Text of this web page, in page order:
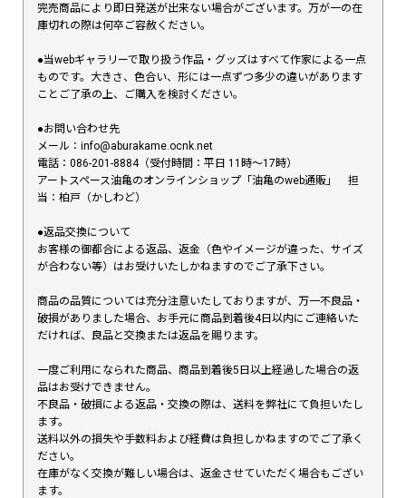
完売商品により即日発送が出来ない場合がございます。万が一の在
庫切れの際は何卒ご容赦ください。
●当webギャラリーで取り扱う作品・グッズはすべて作家による一点
ものです。大きさ、色合い、形には一点ずつ多少の違いがあります
ことご了承の上、ご購入を検討ください。
●お問い合わせ先
メール：info@aburakame.ocnk.net
電話：086-201-8884（受付時間：平日 11時〜17時）
アートスペース油亀のオンラインショップ「油亀のweb通販」 担
当：柏戸（かしわど）
●返品交換について
お客様の御都合による返品、返金（色やイメージが違った、サイズ
が合わない等）はお受けいたしかねますのでご了承下さい。
商品の品質については充分注意いたしておりますが、万一不良品・
破損がありました場合、お手元に商品到着後4日以内にご連絡いた
だければ、良品と交換または返品を賜ります。
一度ご利用になられた商品、商品到着後5日以上経過した場合の返
品はお受けできません。
不良品・破損による返品・交換の際は、送料を弊社にて負担いたし
ます。
送料以外の損失や手数料および経費は負担しかねますのでご了承く
ださい。
在庫がなく交換が難しい場合は、返金させていただく場合もござい
ます。